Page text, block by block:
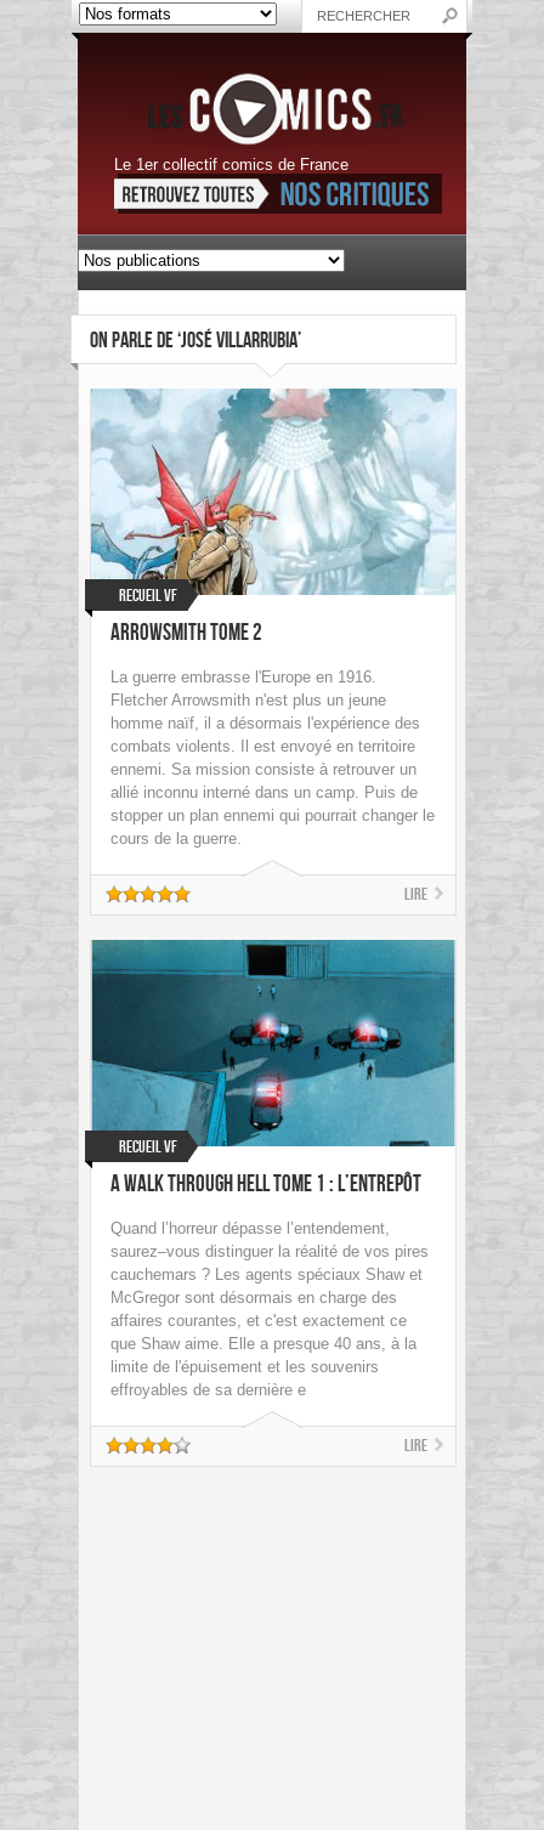
Le 1er collectif comics de France
ON PARLE DE ‘JOSÉ VILLARRUBIA’
Recueil VF
Arrowsmith Tome 2
La guerre embrasse l'Europe en 1916.
Fletcher Arrowsmith n'est plus un jeune
homme naïf, il a désormais l'expérience des
combats violents. Il est envoyé en territoire
ennemi. Sa mission consiste à retrouver un
allié inconnu interné dans un camp. Puis de
stopper un plan ennemi qui pourrait changer le
cours de la guerre.
Lire
Recueil VF
A Walk through Hell Tome 1 : L’Entrepôt
Quand l’horreur dépasse l’entendement,
saurez–vous distinguer la réalité de vos pires
cauchemars ? Les agents spéciaux Shaw et
McGregor sont désormais en charge des
affaires courantes, et c'est exactement ce
que Shaw aime. Elle a presque 40 ans, à la
limite de l'épuisement et les souvenirs
effroyables de sa dernière e
Lire